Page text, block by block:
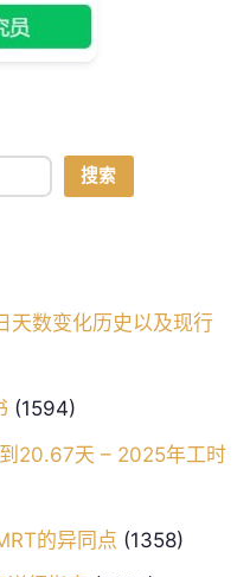
搜索
天数变化历史以及现行
(1594)
20.67天 – 2025年工时
的异同点 (1358)